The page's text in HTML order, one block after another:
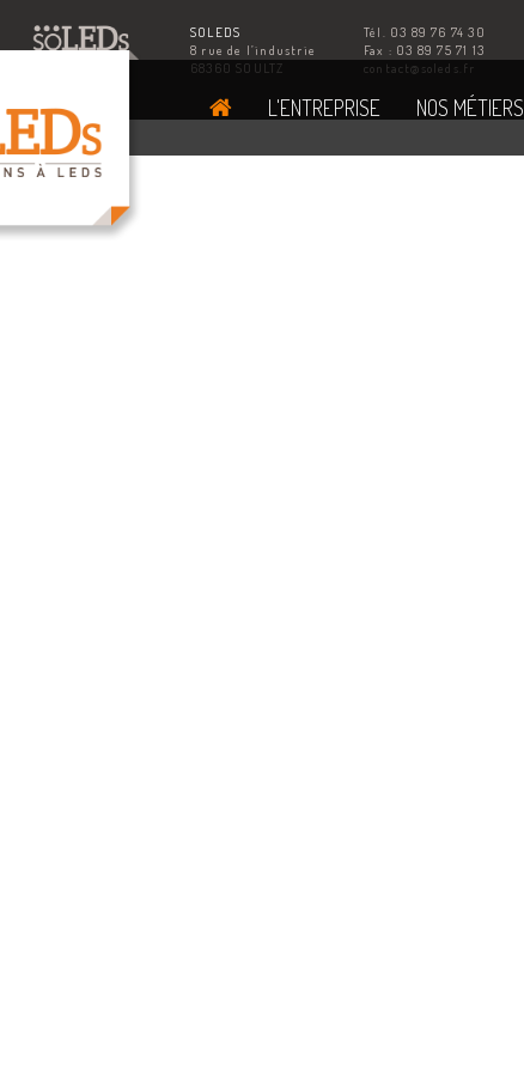
L'ENTREPRISE NOS MÉTIERS
SOLEDS
8 rue de l’industrie
68360 SOULTZ
Tél. 03 89 76 74 30
Fax : 03 89 75 71 13
contact@soleds.fr